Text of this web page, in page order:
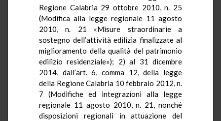
Regione Calabria 29 ottobre 2010, n. 25
(Modifica alla legge regionale 11 agosto
2010, n. 21 «Misure straordinarie a
sostegno dell’attività edilizia finalizzate al
miglioramento della qualità del patrimonio
edilizio residenziale»); 2) al 31 dicembre
2014, dall’art. 6, comma 12, della legge
della Regione Calabria 10 febbraio 2012, n.
7 (Modifiche ed integrazioni alla legge
regionale 11 agosto 2010, n. 21, nonché
disposizioni regionali in attuazione del